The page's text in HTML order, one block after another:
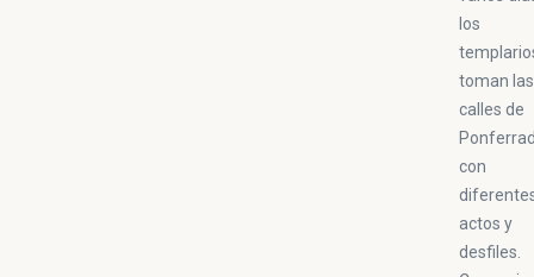
los
toman las
calles de
con
actos y
desfiles.